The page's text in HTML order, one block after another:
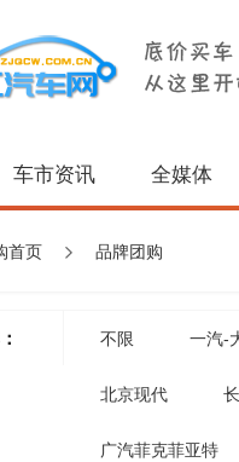
车市资讯 全媒体
首页 品牌团购
不限 一汽-
北京现代
广汽菲克菲亚特